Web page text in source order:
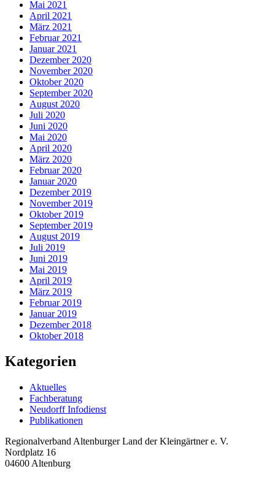
Mai 2021
April 2021
März 2021
Februar 2021
Januar 2021
Dezember 2020
November 2020
Oktober 2020
September 2020
August 2020
Juli 2020
Juni 2020
Mai 2020
April 2020
März 2020
Februar 2020
Januar 2020
Dezember 2019
November 2019
Oktober 2019
September 2019
August 2019
Juli 2019
Juni 2019
Mai 2019
April 2019
März 2019
Februar 2019
Januar 2019
Dezember 2018
Oktober 2018
Kategorien
Aktuelles
Fachberatung
Neudorff Infodienst
Publikationen
Regionalverband Altenburger Land der Kleingärtner e. V.
Nordplatz 16
04600 Altenburg